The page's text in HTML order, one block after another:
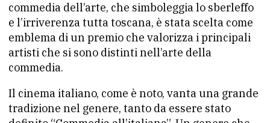
commedia dell’arte, che simboleggia lo sberleffo
e l’irriverenza tutta toscana, è stata scelta come
emblema di un premio che valorizza i principali
artisti che si sono distinti nell’arte della
commedia.
Il cinema italiano, come è noto, vanta una grande
tradizione nel genere, tanto da essere stato